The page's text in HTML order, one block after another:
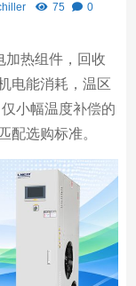
75 0
加热组件，回收
电能消耗，温区
小幅温度补偿的
配选购标准。